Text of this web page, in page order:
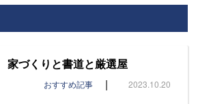
家づくりと書道と厳選屋
おすすめ記事 | 2023.10.20